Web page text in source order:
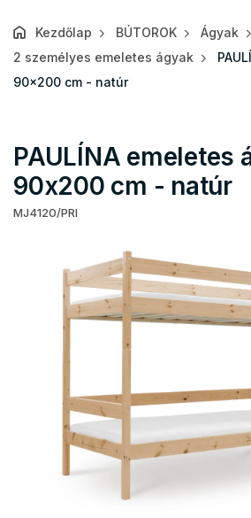
Kezdőlap BÚTOROK Ágyak
2 személyes emeletes ágyak
90x200 cm - natúr
PAULÍNA emeletes
90x200 cm - natúr
MJ4120/PRI